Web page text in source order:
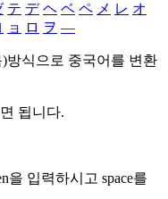
テ デ ヘ ベ ペ メ レ オ
ョ ロ ヲ ―
방식으로 중국어를 변환
됩니다.
을 입력하시고 space를